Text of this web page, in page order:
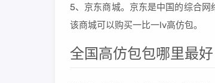
5、京东商城。京东是中国的综合网
该商城可以购买一比一lv高仿包。
全国高仿包包哪里最好